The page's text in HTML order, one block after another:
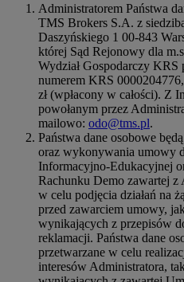
Administratorem Państwa
TMS Brokers S.A. z
Daszyńskiego 1 00-843
której Sąd Rejonowy dla
Wydział Gospodarczy KRS
numerem KRS
zł (wpłacony w całości). Z
powołanym przez
mailowo: odo@tms.pl.
Państwa dane osobowe
oraz wykonywania umowy
Informacyjno-Edukacyjnej
Rachunku Demo zawartej
w celu podjęcia działań na
przed zawarciem umowy,
wynikających z przepisów
reklamacji. Państwa dane
przetwarzane w celu
interesów Administratora,